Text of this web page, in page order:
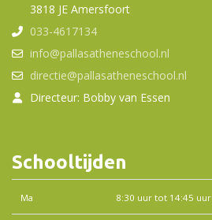
3818 JE Amersfoort
033-4617134
info@pallasatheneschool.nl
directie@pallasatheneschool.nl
Directeur: Bobby van Essen
Schooltijden
Ma 8:30 uur tot 14:45 uur